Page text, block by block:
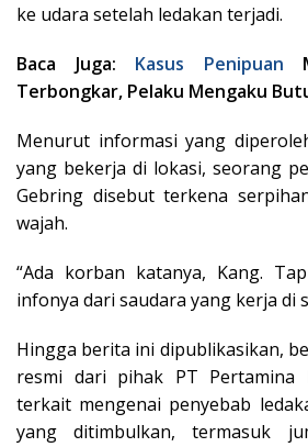
ke udara setelah ledakan terjadi.
Baca Juga: Kasus Penipuan
Terbongkar, Pelaku Mengaku
Menurut informasi yang
yang bekerja di lokasi, seorang
Gebring disebut terkena
wajah.
“Ada korban katanya, Kang.
infonya dari saudara yang kerja di
Hingga berita ini dipublikasikan,
resmi dari pihak PT Pertamina
terkait mengenai penyebab
yang ditimbulkan, termasuk